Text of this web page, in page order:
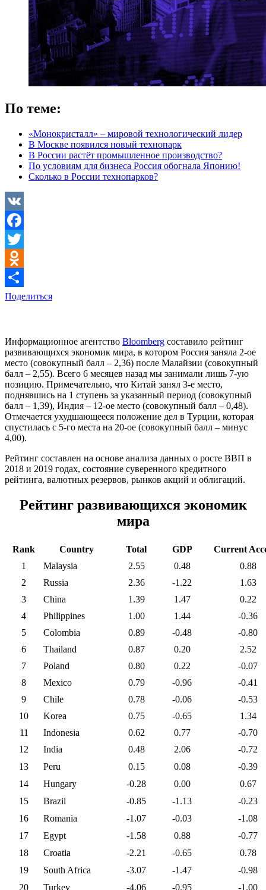
По теме:
«Монокристалл» – мировой технологический лидер
В Москве появился новый технопарк
В России растёт промышленное производство?
По условиям для бизнеса Россия обогнала Японию!
Сколько в России технопарков?
VK
Facebook
Twitter
Odnoklassniki
Поделиться
Информационное агентство Bloomberg составило рейтинг
развивающихся экономик мира, в котором Россия заняла 2-ое
место (совокупный балл – 2,36) после Малайзии (совокупный
балл – 2,55). Всего 6 месяцев назад мы занимали лишь 7-ую
позицию. Примечательно, что Китай занял 3-е место,
поднявшись на 1 ступень за указанный период (совокупный
балл – 1,39), Индия – 12-ое место (совокупный балл – 0,48).
Отмечается ухудшающееся положение дел в Турции, которая
спустилась с 5-го места на 20-ое (совокупный балл – минус
4,00).
Рейтинг составлен на основе анализа данных о росте ВВП в
2018 и 2019 годах, состояние суверенного кредитного
рейтинга, валютных резервов, рынков акций и облигаций.
Рейтинг развивающихся экономик
мира
Rank Country Total GDP
Current
1
Malaysia 2.55 0.48
0.88
2
Russia 2.36 -1.22
1.63
3
China 1.39 1.47
0.22
4
Philippines 1.00 1.44
-0.36
5
Colombia 0.89 -0.48
-0.80
6
Thailand 0.87 0.20
2.52
7
Poland 0.80 0.22
-0.07
8
Mexico 0.79 -0.96
-0.41
9
Chile 0.78 -0.06
-0.53
10
Korea 0.75 -0.65
1.34
11
Indonesia 0.62 0.77
-0.70
12
India 0.48 2.06
-0.72
13
Peru 0.15 0.08
-0.39
14
Hungary -0.28 0.00
0.67
15
Brazil -0.85 -1.13
-0.23
16
Romania -1.07 -0.03
-1.08
17
Egypt -1.58 0.88
-0.77
18
Croatia -2.21 -0.65
0.78
19
South Africa -3.07 -1.47
-0.98
20
Turkey -4.06 -0.95 -1.00